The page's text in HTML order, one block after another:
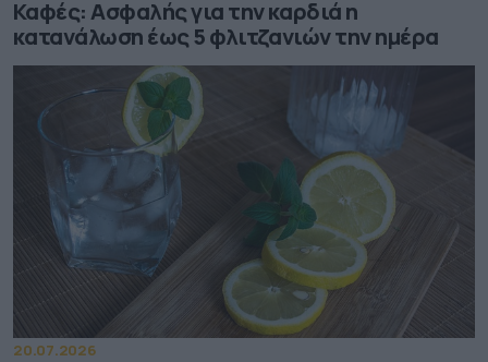
Καφές: Ασφαλής για την καρδιά η
κατανάλωση έως 5 φλιτζανιών την ημέρα
20.07.2026